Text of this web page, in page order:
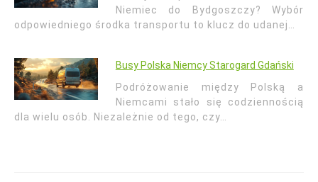
Niemiec do Bydgoszczy? Wybór
odpowiedniego środka transportu to klucz do udanej…
Busy Polska Niemcy Starogard Gdański
Podróżowanie między Polską a
Niemcami stało się codziennością
dla wielu osób. Niezależnie od tego, czy…